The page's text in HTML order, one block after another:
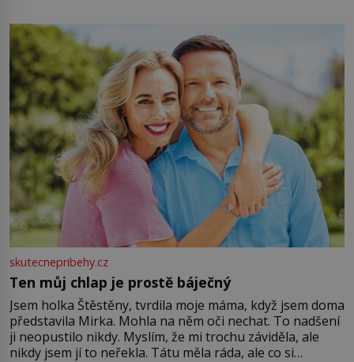
můžete obohatit své rituály a přinést do svého života
větší harmonii a klid. Je důležité
skutecnepribehy.cz
Ten můj chlap je prostě báječný
Jsem holka Štěstěny, tvrdila moje máma, když jsem doma
představila Mirka. Mohla na něm oči nechat. To nadšení
ji neopustilo nikdy. Myslím, že mi trochu záviděla, ale
nikdy jsem jí to neřekla. Tátu měla ráda, ale co si